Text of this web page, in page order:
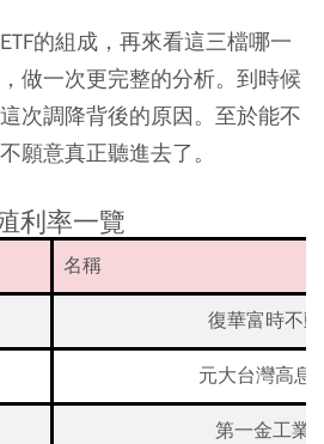
的組成，再來看這三檔哪一
做一次更完整的分析。到時候
次調降背後的原因。至於能不
願意真正聽進去了。
利率一覽
名稱
復華富時不
元大台灣高息
第一金工業